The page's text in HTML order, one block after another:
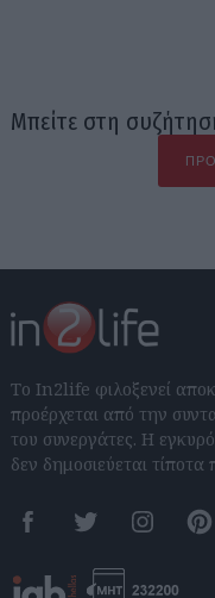
Μπείτε στη
Το In2life φιλοξενεί
προέρχεται από την
του συνεργάτες. Η
δεν δημοσιεύεται τίποτα
FacebookTwitter Instagram